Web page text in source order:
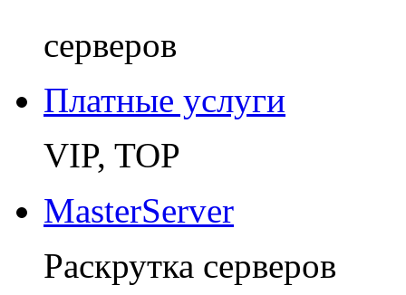
серверов
Платные услуги
VIP, TOP
MasterServer
Раскрутка серверов